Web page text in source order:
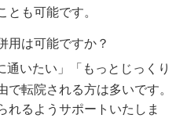
とも可能です。
用は可能ですか？
通いたい」「もっとじっくり
転院される方は多いです。
れるようサポートいたしま